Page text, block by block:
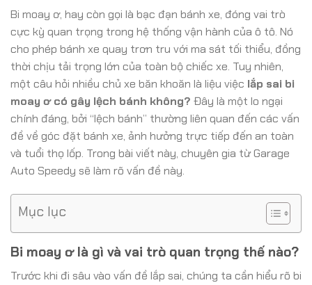
Bi moay ơ, hay còn gọi là bạc đạn bánh xe, đóng vai trò
cực kỳ quan trọng trong hệ thống vận hành của ô tô. Nó
cho phép bánh xe quay trơn tru với ma sát tối thiểu, đồng
thời chịu tải trọng lớn của toàn bộ chiếc xe. Tuy nhiên,
một câu hỏi nhiều chủ xe băn khoăn là liệu việc lắp sai bi
moay ơ có gây lệch bánh không? Đây là một lo ngại
chính đáng, bởi “lệch bánh” thường liên quan đến các vấn
đề về góc đặt bánh xe, ảnh hưởng trực tiếp đến an toàn
và tuổi thọ lốp. Trong bài viết này, chuyên gia từ Garage
Auto Speedy sẽ làm rõ vấn đề này.
Mục lục
Bi moay ơ là gì và vai trò quan trọng thế nào?
Trước khi đi sâu vào vấn đề lắp sai, chúng ta cần hiểu rõ bi